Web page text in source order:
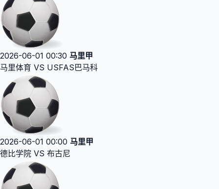
2026-06-01 00:30 马里甲
马里体育 VS USFAS巴马科
2026-06-01 00:00 马里甲
德比学院 VS 布古尼